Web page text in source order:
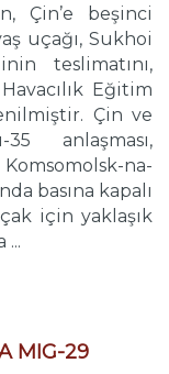
Çin’e beşinci
uçağı, Sukhoi
teslimatını,
Eğitim
Çin ve
anlaşması,
na-
basına kapalı
için yaklaşık
...
MIG-29